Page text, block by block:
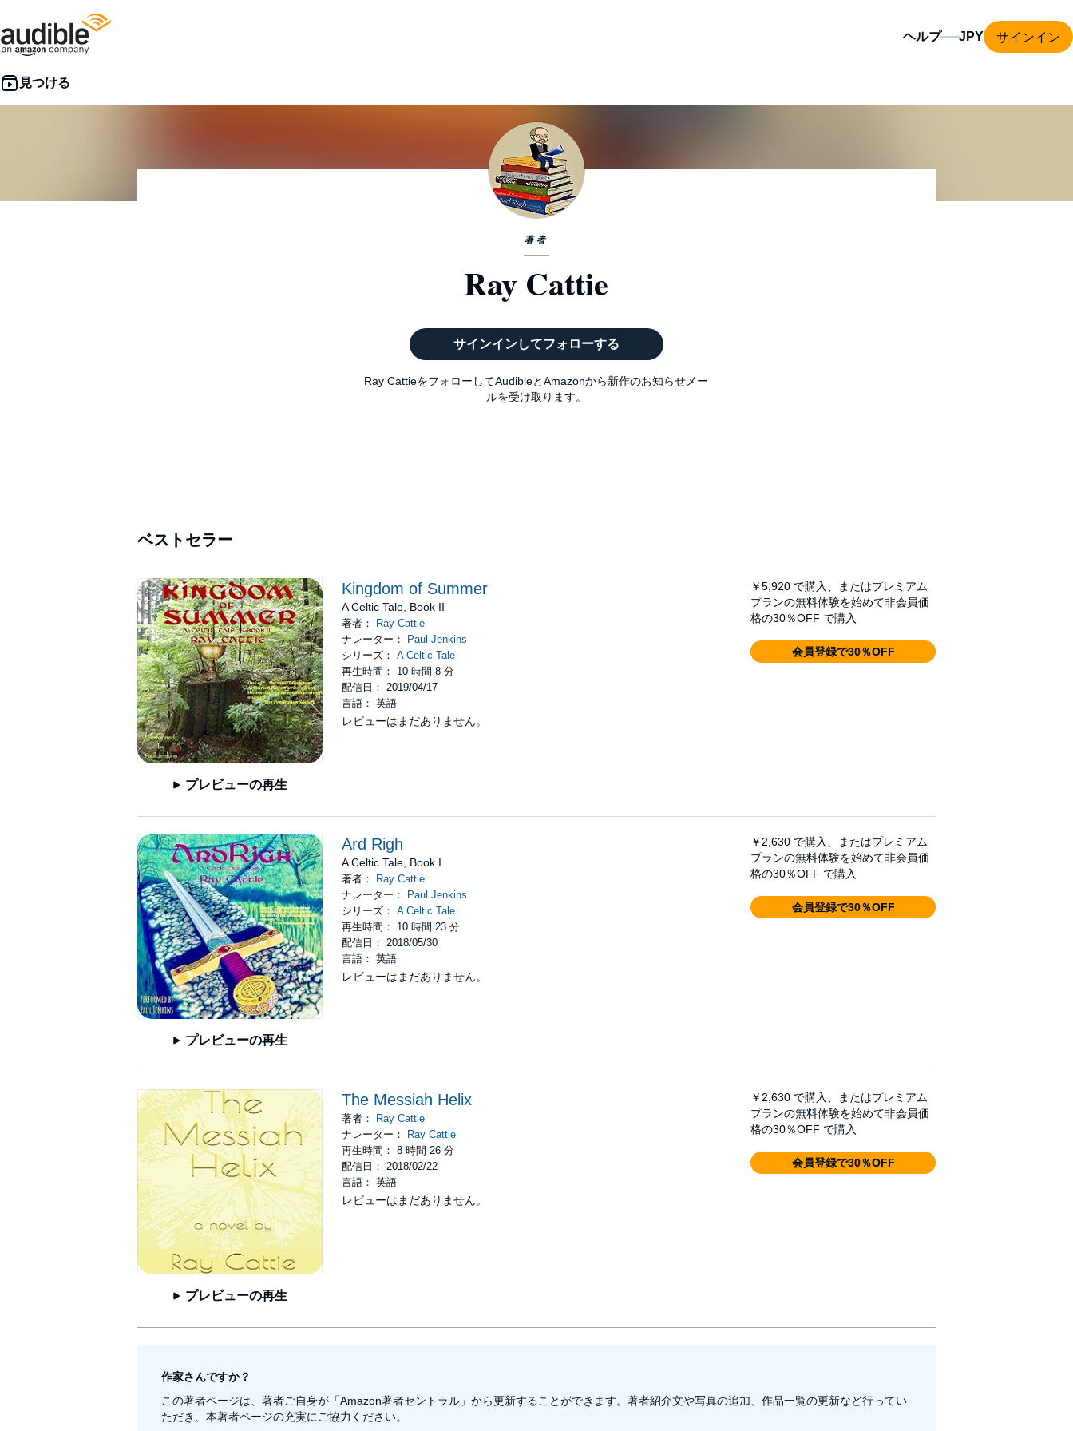
ヘルプ サインイン
著者
Ray Cattie
サインインしてフォローする
Ray CattieをフォローしてAudibleとAmazonから新作のお知らせメー
ルを受け取ります。
ベストセラー
プレビューの再生
Kingdom of Summer
A Celtic Tale, Book II
著者：
Ray Cattie
ナレーター：
Paul Jenkins
シリーズ： A Celtic Tale
再生時間： 10 時間 8 分
配信日： 2019/04/17
言語： 英語
レビューはまだありません。
￥5,920 で購入、またはプレミアム
プランの無料体験を始めて非会員価
格の30％OFF で購入
会員登録で30％OFF
プレビューの再生
Ard Righ
A Celtic Tale, Book I
著者：
Ray Cattie
ナレーター：
Paul Jenkins
シリーズ： A Celtic Tale
再生時間： 10 時間 23 分
配信日： 2018/05/30
言語： 英語
レビューはまだありません。
￥2,630 で購入、またはプレミアム
プランの無料体験を始めて非会員価
格の30％OFF で購入
会員登録で30％OFF
プレビューの再生
The Messiah Helix
著者：
Ray Cattie
ナレーター：
Ray Cattie
再生時間： 8 時間 26 分
配信日： 2018/02/22
言語： 英語
レビューはまだありません。
￥2,630 で購入、またはプレミアム
プランの無料体験を始めて非会員価
格の30％OFF で購入
会員登録で30％OFF
作家さんですか？
この著者ページは、著者ご自身が「Amazon著者セントラル」から更新することができます。著者紹介文や写真の追加、作品一覧の更新など行ってい
ただき、本著者ページの充実にご協力ください。